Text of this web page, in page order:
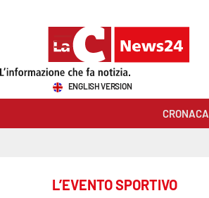
Sezioni
Economia e lavoro
ENGLISH VERSION
CRONACA
L’EVENTO SPORTIVO